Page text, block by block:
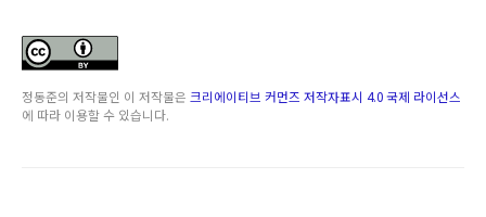
정동준의 저작물인 이 저작물은 크리에이티브 커먼즈 저작자표시 4.0 국제 라이선스
에 따라 이용할 수 있습니다.